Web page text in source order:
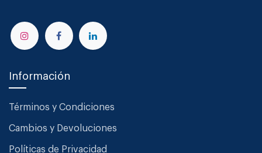
Información
Términos y Condiciones
Cambios y Devoluciones
Políticas de Privacidad